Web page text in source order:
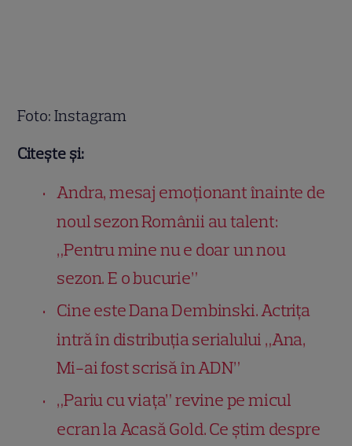
Foto: Instagram
Citește și:
Andra, mesaj emoționant înainte de
noul sezon Românii au talent:
„Pentru mine nu e doar un nou
sezon. E o bucurie”
Cine este Dana Dembinski. Actrița
intră în distribuția serialului „Ana,
Mi-ai fost scrisă în ADN”
„Pariu cu viața” revine pe micul
ecran la Acasă Gold. Ce știm despre